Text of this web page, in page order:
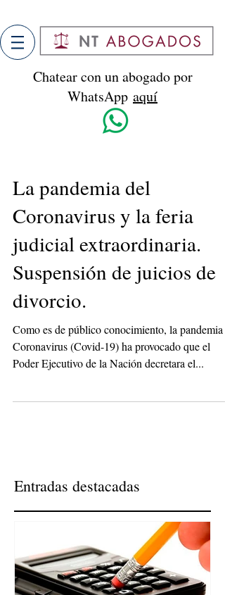
Chatear con un abogado por
WhatsApp aquí
Chatear con un abogado por
WhatsAppaquí
La pandemia del
Coronavirus y la feria
judicial extraordinaria.
Suspensión de juicios de
divorcio.
Como es de público conocimiento, la pandemia
Coronavirus (Covid-19) ha provocado que el
Poder Ejecutivo de la Nación decretara el...
Entradas destacadas